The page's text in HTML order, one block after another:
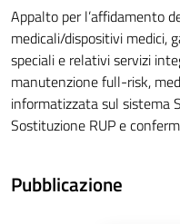
Appalto per l’affidamento
medicali/dispositivi medici,
speciali e relativi servizi
manutenzione full-risk,
informatizzata sul sistema
Sostituzione RUP e
Pubblicazione